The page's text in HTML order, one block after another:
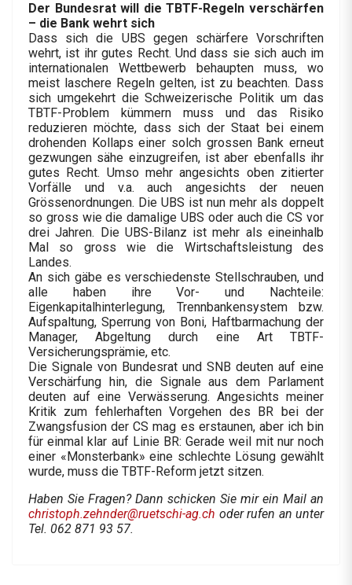
Der Bundesrat will die TBTF-Regeln verschärfen
– die Bank wehrt sich
Dass sich die UBS gegen schärfere Vorschriften
wehrt, ist ihr gutes Recht. Und dass sie sich auch im
internationalen Wettbewerb behaupten muss, wo
meist laschere Regeln gelten, ist zu beachten. Dass
sich umgekehrt die Schweizerische Politik um das
TBTF-Problem kümmern muss und das Risiko
reduzieren möchte, dass sich der Staat bei einem
drohenden Kollaps einer solch grossen Bank erneut
gezwungen sähe einzugreifen, ist aber ebenfalls ihr
gutes Recht. Umso mehr angesichts oben zitierter
Vorfälle und v.a. auch angesichts der neuen
Grössenordnungen. Die UBS ist nun mehr als doppelt
so gross wie die damalige UBS oder auch die CS vor
drei Jahren. Die UBS-Bilanz ist mehr als eineinhalb
Mal so gross wie die Wirtschaftsleistung des
Landes.
An sich gäbe es verschiedenste Stellschrauben, und
alle haben ihre Vor- und Nachteile:
Eigenkapitalhinterlegung, Trennbankensystem bzw.
Aufspaltung, Sperrung von Boni, Haftbarmachung der
Manager, Abgeltung durch eine Art TBTF-
Versicherungsprämie, etc.
Die Signale von Bundesrat und SNB deuten auf eine
Verschärfung hin, die Signale aus dem Parlament
deuten auf eine Verwässerung. Angesichts meiner
Kritik zum fehlerhaften Vorgehen des BR bei der
Zwangsfusion der CS mag es erstaunen, aber ich bin
für einmal klar auf Linie BR: Gerade weil mit nur noch
einer «Monsterbank» eine schlechte Lösung gewählt
wurde, muss die TBTF-Reform jetzt sitzen.
Haben Sie Fragen? Dann schicken Sie mir ein Mail an
christoph.zehnder@ruetschi-ag.ch oder rufen an unter
Tel. 062 871 93 57.